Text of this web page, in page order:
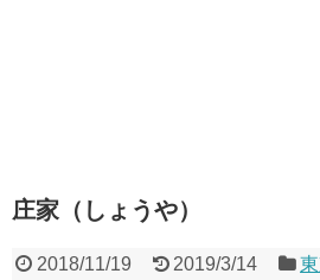
庄家（しょうや）
2018/11/19 2019/3/14